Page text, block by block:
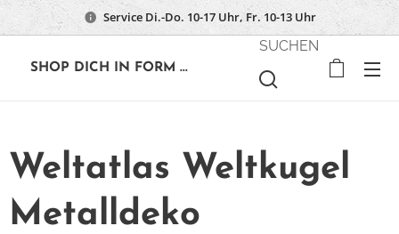
Service Di.-Do. 10-17 Uhr, Fr. 10-13 Uhr
SHOP DICH IN FORM ...
SUCHEN
Weltatlas Weltkugel
Metalldeko